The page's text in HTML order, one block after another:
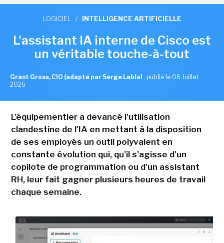
LOGICIEL / INTELLIGENCE ARTIFICIELLE
L'assistant IA interne de Cisco est
un véritable touche-à-tout
Grant Gross, CIO (adapté par Serge Leblal , publié le 06 Juillet
2026
L'équipementier a devancé l'utilisation
clandestine de l'IA en mettant à la disposition
de ses employés un outil polyvalent en
constante évolution qui, qu'il s'agisse d'un
copilote de programmation ou d'un assistant
RH, leur fait gagner plusieurs heures de travail
chaque semaine.